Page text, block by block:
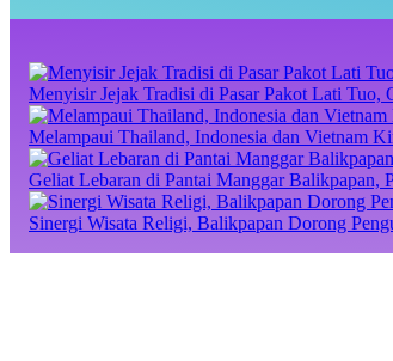
Menyisir Jejak Tradisi di Pasar Pakot Lati Tuo,
Melampaui Thailand, Indonesia dan Vietnam
Geliat Lebaran di Pantai Manggar
Sinergi Wisata Religi, Balikpapan Dorong